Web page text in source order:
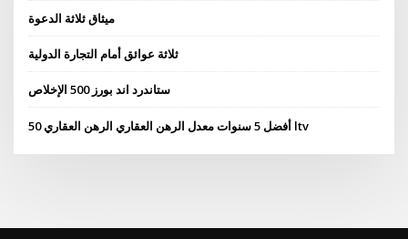
ميثاق ثلاثة الدعوة
ثلاثة عوائق أمام التجارة الدولية
ستاندرد اند بورز 500 الإخلاص
أفضل 5 سنوات معدل الرهن العقاري الرهن العقاري 50 ltv